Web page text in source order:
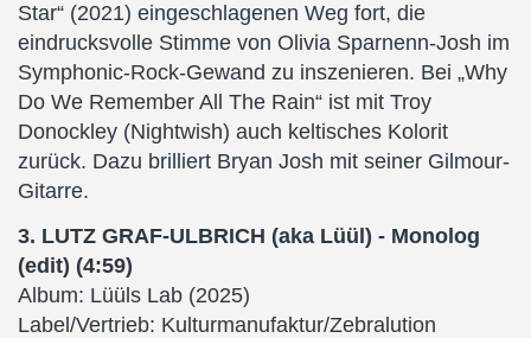
Star“ (2021) eingeschlagenen Weg fort, die
eindrucksvolle Stimme von Olivia Sparnenn-Josh im
Symphonic-Rock-Gewand zu inszenieren. Bei „Why
Do We Remember All The Rain“ ist mit Troy
Donockley (Nightwish) auch keltisches Kolorit
zurück. Dazu brilliert Bryan Josh mit seiner Gilmour-
Gitarre.
3. LUTZ GRAF-ULBRICH (aka Lüül) - Monolog
(edit) (4:59)
Album: Lüüls Lab (2025)
Label/Vertrieb: Kulturmanufaktur/Zebralution